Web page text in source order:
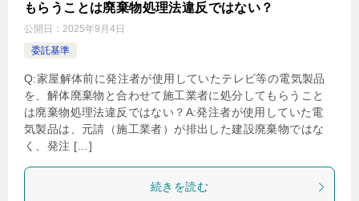
もらうことは廃棄物処理法違反ではない？
公開日： 2025年9月4日
委託基準
Q:家屋解体前に発注者が使用していたテレビ等の電気製品
を、解体廃棄物と合わせて施工業者に処分してもらうこと
は廃棄物処理法違反ではない？A:発注者が使用していた電
気製品は、元請（施工業者）が排出した建設廃棄物ではな
く、発注 […]
続きを読む